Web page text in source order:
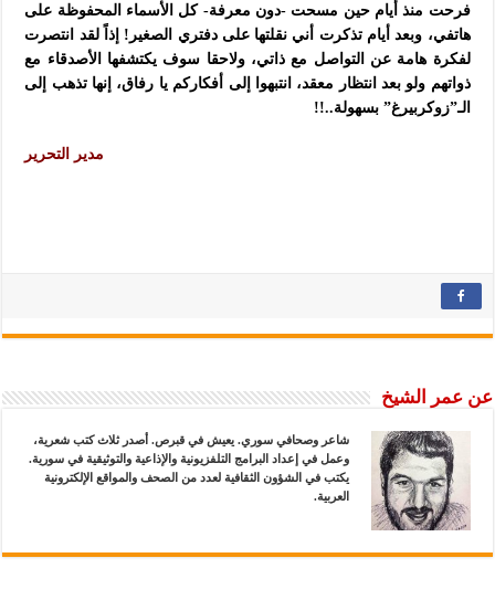
فرحت منذ أيام حين مسحت -دون معرفة- كل الأسماء المحفوظة على
هاتفي، وبعد أيام تذكرت أني نقلتها على دفتري الصغير! إذاً لقد انتصرت
لفكرة هامة عن التواصل مع ذاتي، ولاحقا سوف يكتشفها الأصدقاء مع
ذواتهم ولو بعد انتظار معقد، انتبهوا إلى أفكاركم يا رفاق، إنها تذهب إلى
الـ”زوكربيرغ” بسهولة..!!
مدير التحرير
عن عمر الشيخ
شاعر وصحافي سوري. يعيش في قبرص. أصدر ثلاث كتب شعرية،
وعمل في إعداد البرامج التلفزيونية والإذاعية والتوثيقية في سورية.
يكتب في الشؤون الثقافية لعدد من الصحف والمواقع الإلكترونية
العربية.